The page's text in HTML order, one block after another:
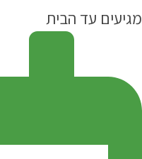
מגיעים עד הבית